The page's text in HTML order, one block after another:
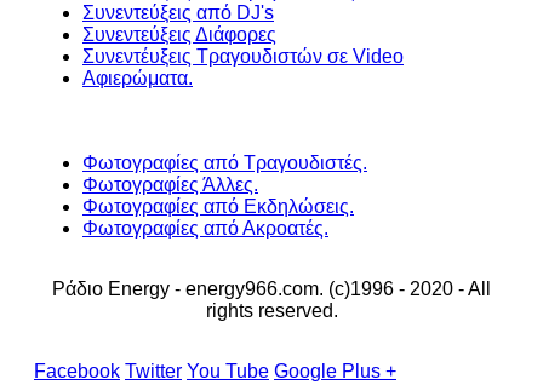
Συνεντεύξεις από DJ's
Συνεντεύξεις Διάφορες
Συνεντέυξεις Τραγουδιστών σε Video
Αφιερώματα.
Φωτογραφίες από Τραγουδιστές.
Φωτογραφίες Άλλες.
Φωτογραφίες από Εκδηλώσεις.
Φωτογραφίες από Ακροατές.
Ράδιο Energy - energy966.com. (c)1996 - 2020 - All
rights reserved.
Facebook Twitter You Tube Google Plus +